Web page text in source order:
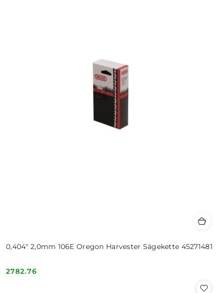
0,404" 2,0mm 106E Oregon Harvester Sägekette 45271481
Cena:
2782.76